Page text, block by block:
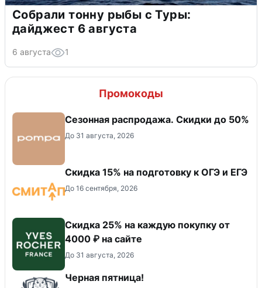
Собрали тонну рыбы с Туры:
дайджест 6 августа
6 августа 1
Промокоды
Сезонная распродажа. Скидки до 50%
До 31 августа, 2026
Скидка 15% на подготовку к ОГЭ и ЕГЭ
До 16 сентября, 2026
Скидка 25% на каждую покупку от
4000 ₽ на сайте
До 31 августа, 2026
Черная пятница!